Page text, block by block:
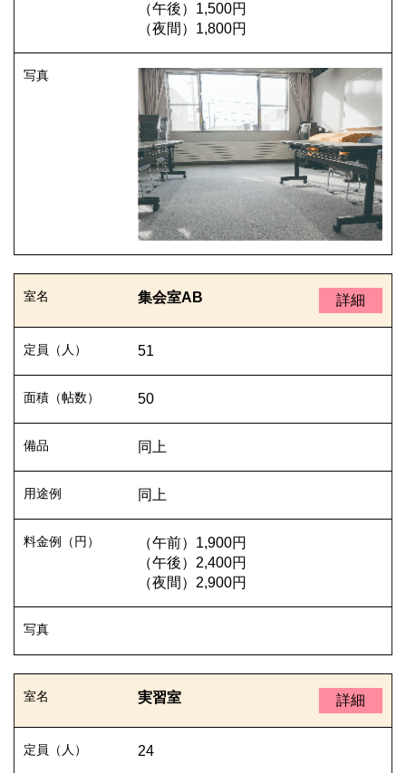
（午後）1,500円
（夜間）1,800円
集会室AB 詳細
51
50
同上
同上
（午前）1,900円
（午後）2,400円
（夜間）2,900円
実習室 詳細
24